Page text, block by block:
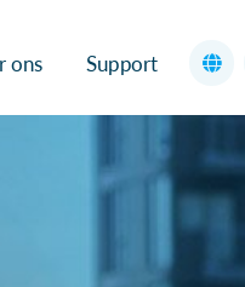
ons Support